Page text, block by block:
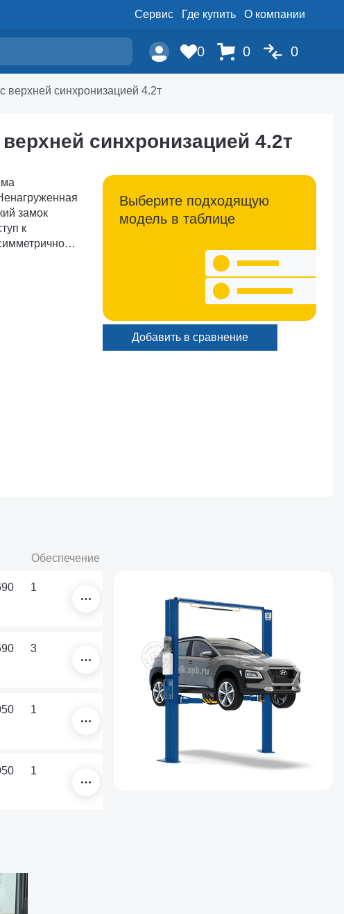
Сервис Где купить О компании
0 0 0
верхней синхронизацией 4.2т
синхронизацией 4.2т
к
стоп�...
Выберите подходящую
модель в таблице
Добавить в сравнение
Обеспечение Минск
1
3
1
1